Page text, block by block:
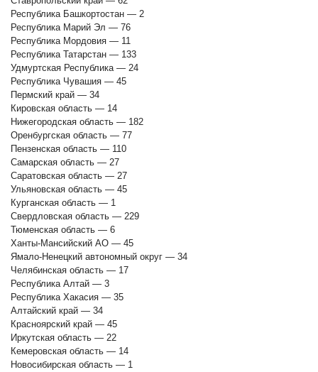
Республика Башкортостан — 2
Республика Марий Эл — 76
Республика Мордовия — 11
Республика Татарстан — 133
Удмуртская Республика — 24
Республика Чувашия — 45
Пермский край — 34
Кировская область — 14
Нижегородская область — 182
Оренбургская область — 77
Пензенская область — 110
Самарская область — 27
Саратовская область — 27
Ульяновская область — 45
Курганская область — 1
Свердловская область — 229
Тюменская область — 6
Ханты-Мансийский АО — 45
Ямало-Ненецкий автономный округ — 34
Челябинская область — 17
Республика Алтай — 3
Республика Хакасия — 35
Алтайский край — 34
Красноярский край — 45
Иркутская область — 22
Кемеровская область — 14
Новосибирская область — 1